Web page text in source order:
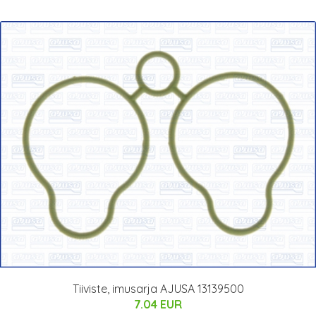
Tiiviste, imusarja AJUSA 13139500
7.04 EUR